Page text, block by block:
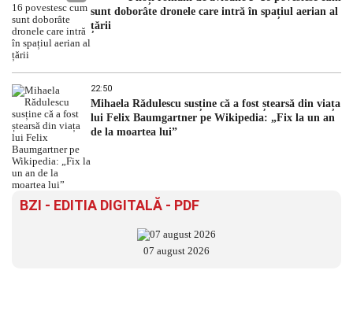
sunt doborâte dronele care intră în spațiul aerian al
țării
22:50
Mihaela Rădulescu susține că a fost ștearsă din viața
lui Felix Baumgartner pe Wikipedia: „Fix la un an
de la moartea lui”
BZI - EDITIA DIGITALĂ - PDF
07 august 2026